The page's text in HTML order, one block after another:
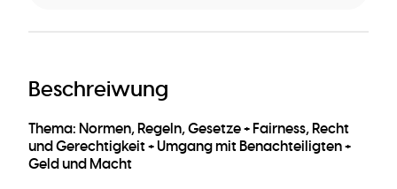
Beschreiwung
Thema: Normen, Regeln, Gesetze + Fairness, Recht
und Gerechtigkeit + Umgang mit Benachteiligten +
Geld und Macht